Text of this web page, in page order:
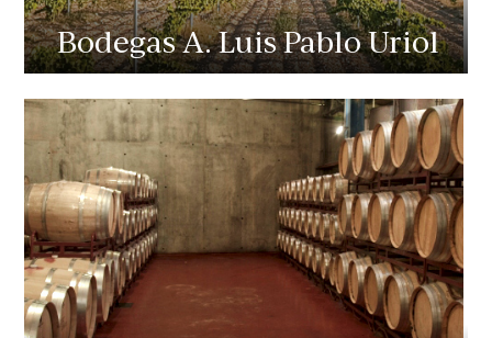
Bodegas A. Luis Pablo Uriol